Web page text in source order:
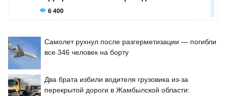
Самолет рухнул после разгерметизации — погибли
все 346 человек на борту
Два брата избили водителя грузовика из-за
перекрытой дороги в Жамбылской области: